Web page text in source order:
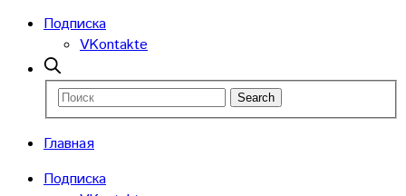
Подписка
VKontakte
Главная
Подписка